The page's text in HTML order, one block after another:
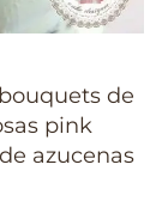
de
pink
azucenas